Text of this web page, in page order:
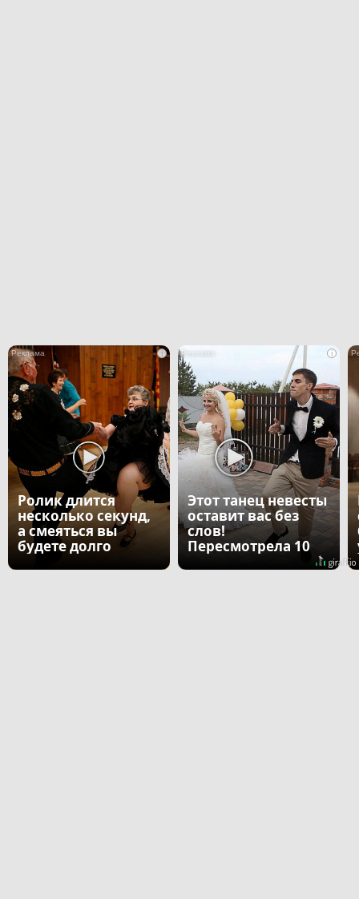
i
Ролик длится
несколько секунд,
а смеяться вы
будете долго
i
Этот танец невесты
оставит вас без
слов!
Пересмотрела 10